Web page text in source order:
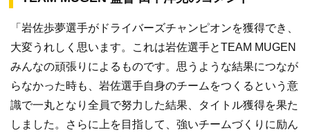
「岩佐歩夢選手がドライバーズチャンピオンを獲得でき、
大変うれしく思います。これは岩佐選手とTEAM MUGEN
みんなの頑張りによるものです。思うような結果につなが
らなかった時も、岩佐選手自身のチームをつくるという意
識で一丸となり全員で努力した結果、タイトル獲得を果た
しました。さらに上を目指して、強いチームづくりに励ん